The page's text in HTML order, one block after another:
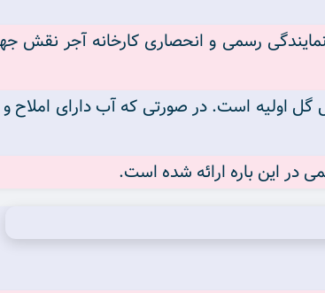
رسمی و انحصاری کارخانه آجر نقش
اولیه است. در صورتی که آب دارای املاح
در این باره ارائه شده است.